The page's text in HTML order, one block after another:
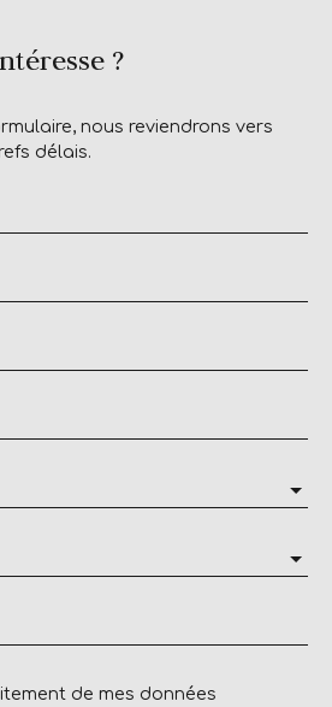
?
nous reviendrons vers
délais.
de mes données